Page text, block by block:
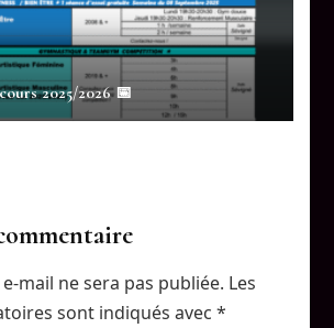
2025/2026 📅
mail ne sera pas publiée. Les
sont indiqués avec*